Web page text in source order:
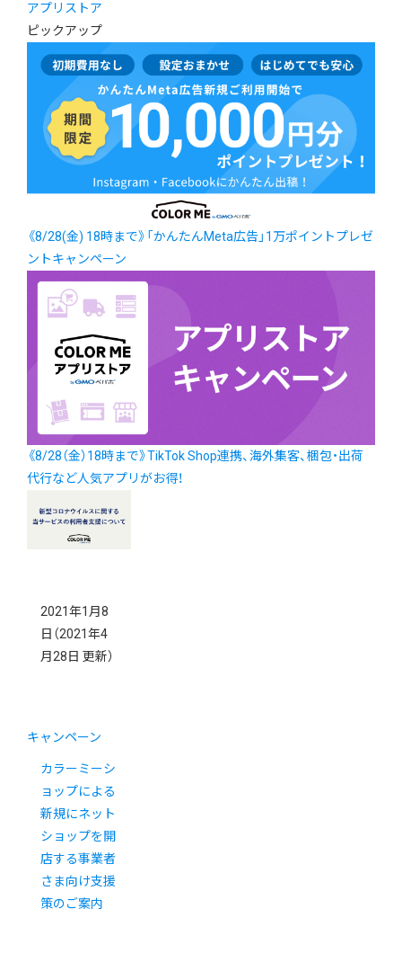
アプリストア
ピックアップ
《8/28(金) 18時まで》「かんたんMeta広告」1万ポイントプレゼ
ントキャンペーン
《8/28（金）18時まで》TikTok Shop連携、海外集客、梱包・出荷
代行など人気アプリがお得！
2021年1月8
日 （2021年4
月28日 更新）
キャンペーン
カラーミーシ
ョップによる
新規にネット
ショップを開
店する事業者
さま向け支援
策のご案内